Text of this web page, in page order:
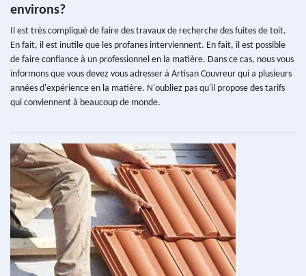
environs?
Il est très compliqué de faire des travaux de recherche des fuites de toit.
En fait, il est inutile que les profanes interviennent. En fait, il est possible
de faire confiance à un professionnel en la matière. Dans ce cas, nous vous
informons que vous devez vous adresser à Artisan Couvreur qui a plusieurs
années d'expérience en la matière. N'oubliez pas qu'il propose des tarifs
qui conviennent à beaucoup de monde.